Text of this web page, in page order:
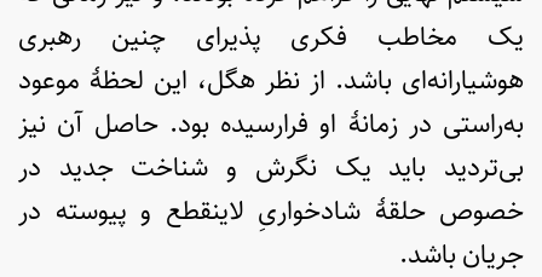
یک مخاطب فکری پذیرای چنین رهبری
هوشیارانه‌ای باشد. از نظر هگل، این لحظۀ موعود
به‌راستی در زمانۀ او فرارسیده بود. حاصل آن نیز
بی‌تردید باید یک نگرش و شناخت جدید در
خصوص حلقۀ شادخواریِ لاینقطع و پیوسته در
جریان باشد.